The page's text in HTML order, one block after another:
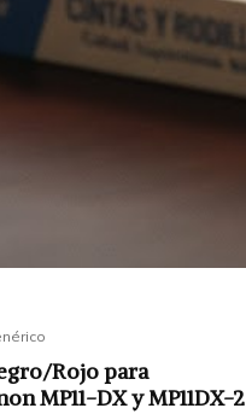
Rojo para
MP11-DX y MP11DX-2